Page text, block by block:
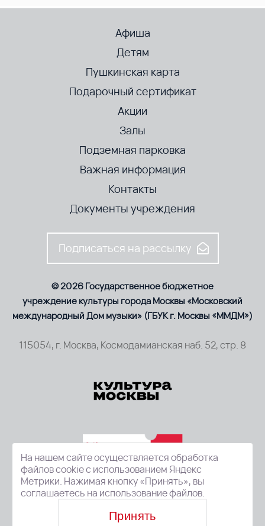
Афиша
Детям
Пушкинская карта
Подарочный сертификат
Акции
Залы
Подземная парковка
Важная информация
Контакты
Документы учреждения
Подписаться на рассылку
© 2026 Государственное бюджетное
учреждение культуры города Москвы «Московский
международный Дом музыки» (ГБУК г. Москвы «ММДМ»)
115054, г. Москва, Космодамианская наб. 52, стр. 8
На нашем сайте осуществляется обработка
файлов cookie с использованием Яндекс
Метрики. Нажимая кнопку «Принять», вы
соглашаетесь на использование файлов.
Принять